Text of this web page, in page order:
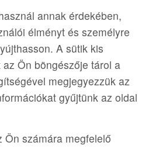
gyermekes családok
közvetlen
kb. 120 km
kb. 3 km (Konakli), kb.
lehetőségektől: közelben
annak érdekében,
élményt és személyre
A sütik kis
Ön böngészője tárol a
megjegyezzük az
gyűjtünk az oldal
Ön számára megfelelő